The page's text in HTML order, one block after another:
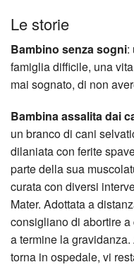
Le storie
Bambino senza sogni:
famiglia difficile, una
mai sognato, di non
Bambina assalita dai
un branco di cani
dilaniata con ferite
parte della sua
curata con diversi
Mater. Adottata a
consigliano di abortire
a termine la
torna in ospedale, vi